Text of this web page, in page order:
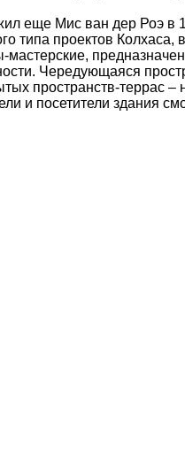
еще Мис ван дер Роэ в
типа проектов Колхаса,
Чередующаяся
пространств-террас
и посетители здания